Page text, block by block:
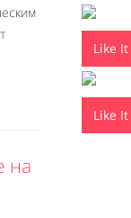
на
Like It
Like It